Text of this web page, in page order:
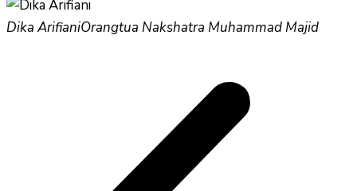
Dika ArifianiOrangtua Nakshatra Muhammad Majid